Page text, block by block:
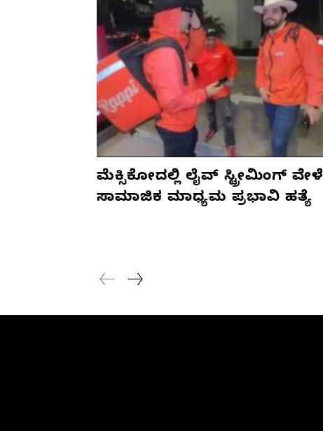
ಮೆಕ್ಸಿಕೋದಲ್ಲಿ ಲೈವ್ ಸ್ಟ್ರೀಮಿಂಗ್ ವೇಳೆ
ಸಾಮಾಜಿಕ ಮಾಧ್ಯಮ ಪ್ರಭಾವಿ ಹತ್ಯೆ